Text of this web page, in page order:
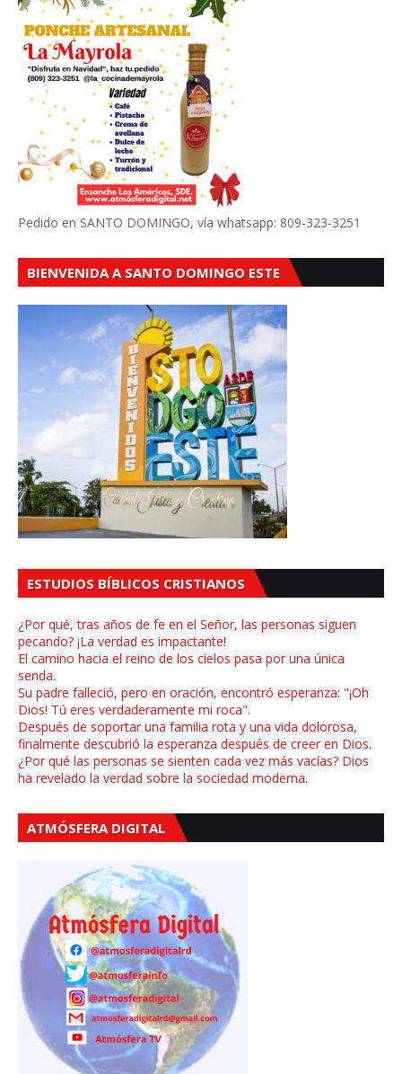
Pedido en SANTO DOMINGO, vía whatsapp: 809-323-3251
BIENVENIDA A SANTO DOMINGO ESTE
ESTUDIOS BÍBLICOS CRISTIANOS
¿Por qué, tras años de fe en el Señor, las personas siguen
pecando? ¡La verdad es impactante!
El camino hacia el reino de los cielos pasa por una única
senda.
Su padre falleció, pero en oración, encontró esperanza: "¡Oh
Dios! Tú eres verdaderamente mi roca".
Después de soportar una familia rota y una vida dolorosa,
finalmente descubrió la esperanza después de creer en Dios.
¿Por qué las personas se sienten cada vez más vacías? Dios
ha revelado la verdad sobre la sociedad moderna.
ATMÓSFERA DIGITAL